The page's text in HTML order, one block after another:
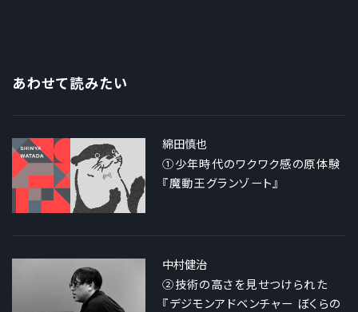
あわせて読みたい
綿田慎也
①少年時代のワクワク感の原体験
『魔動王グランゾート』
中村健治
②技術の高さを見せつけられた
『デジモンアドベンチャー ぼくらの